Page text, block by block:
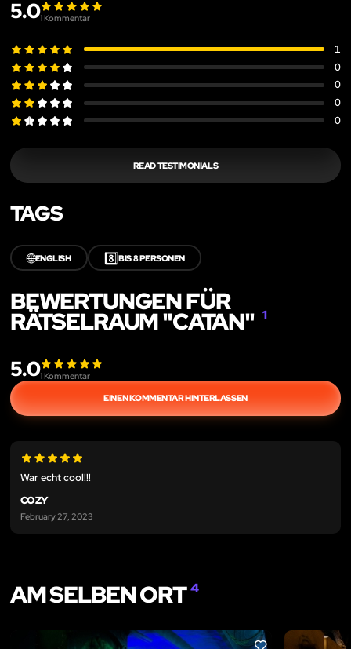
5.01Kommentar
1
0
0
0
0
READ TESTIMONIALS
TAGS
🌐ENGLISH 8️⃣BIS 8 PERSONEN
BEWERTUNGEN FÜR
RÄTSELRAUM "CATAN" 1
5.01Kommentar
EINEN KOMMENTAR HINTERLASSEN
War echt cool!!!
COZY
February 27, 2023
AM SELBEN ORT4